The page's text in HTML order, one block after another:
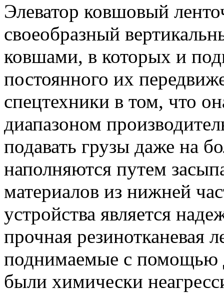
Элеватор ковшовый
своеобразный
ковшами, в которых и
постоянного их
спецтехники в том, что
диапазоном
подавать грузы даже на
наполняются путем
материалов из нижней
устройства является
прочная резинотканевая
поднимаемые с помощью
были химически